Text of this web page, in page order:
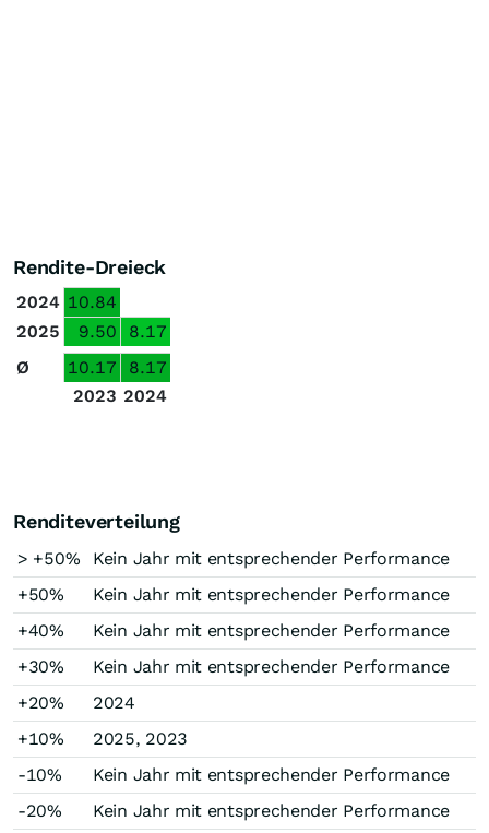
Rendite-Dreieck
2024 10.84
2025
9.50
8.17
Ø
10.17
8.17
2023 2024
Renditeverteilung
> +50%
Kein Jahr mit entsprechender Performance
+50%
Kein Jahr mit entsprechender Performance
+40%
Kein Jahr mit entsprechender Performance
+30%
Kein Jahr mit entsprechender Performance
+20%
2024
+10%
2025, 2023
-10%
Kein Jahr mit entsprechender Performance
-20%
Kein Jahr mit entsprechender Performance